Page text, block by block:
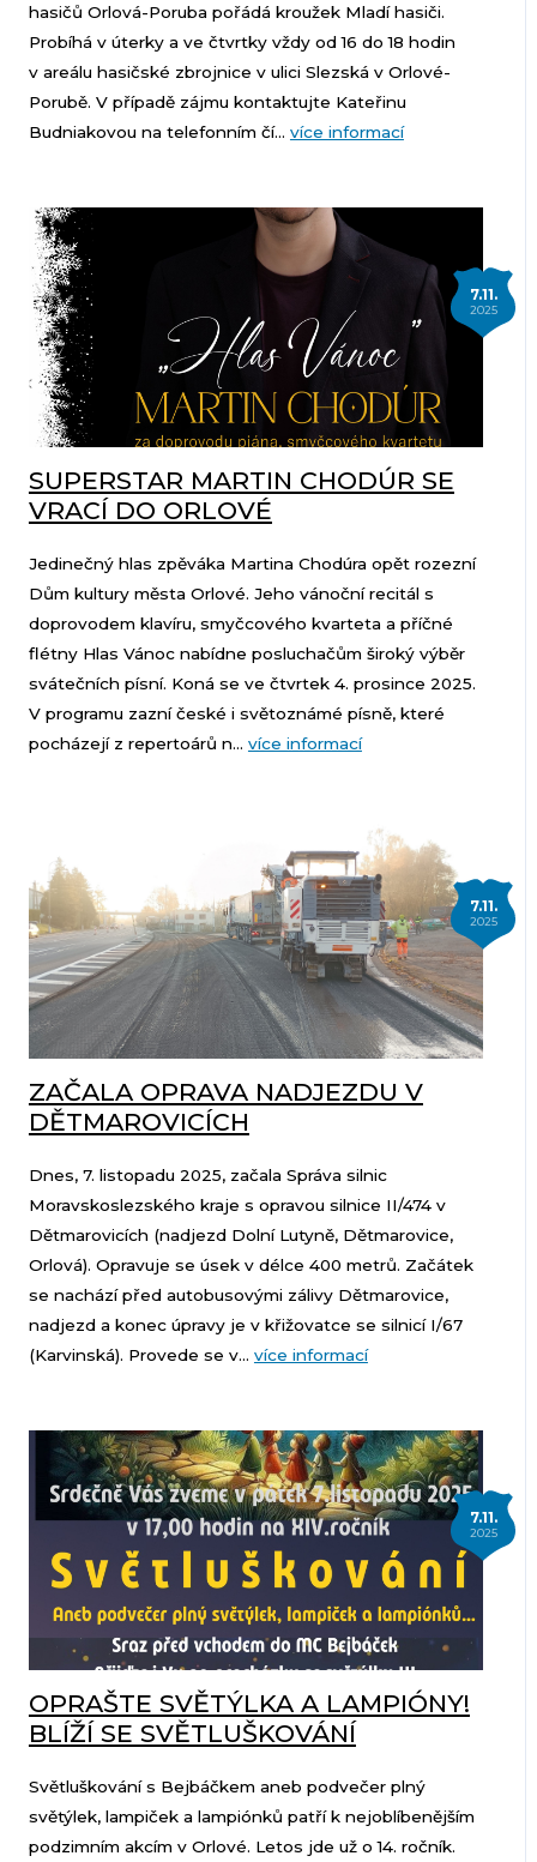
hasičů Orlová-Poruba pořádá kroužek Mladí hasiči.
Probíhá v úterky a ve čtvrtky vždy od 16 do 18 hodin
v areálu hasičské zbrojnice v ulici Slezská v Orlové-
Porubě. V případě zájmu kontaktujte Kateřinu
Budniakovou na telefonním čí... více informací
7.11.
2025
SUPERSTAR MARTIN CHODÚR SE
VRACÍ DO ORLOVÉ
Jedinečný hlas zpěváka Martina Chodúra opět rozezní
Dům kultury města Orlové. Jeho vánoční recitál s
doprovodem klavíru, smyčcového kvarteta a příčné
flétny Hlas Vánoc nabídne posluchačům široký výběr
svátečních písní. Koná se ve čtvrtek 4. prosince 2025.
V programu zazní české i světoznámé písně, které
pocházejí z repertoárů n... více informací
7.11.
2025
ZAČALA OPRAVA NADJEZDU V
DĚTMAROVICÍCH
Dnes, 7. listopadu 2025, začala Správa silnic
Moravskoslezského kraje s opravou silnice II/474 v
Dětmarovicích (nadjezd Dolní Lutyně, Dětmarovice,
Orlová). Opravuje se úsek v délce 400 metrů. Začátek
se nachází před autobusovými zálivy Dětmarovice,
nadjezd a konec úpravy je v křižovatce se silnicí I/67
(Karvinská). Provede se v... více informací
7.11.
2025
OPRAŠTE SVĚTÝLKA A LAMPIÓNY!
BLÍŽÍ SE SVĚTLUŠKOVÁNÍ
Světluškování s Bejbáčkem aneb podvečer plný
světýlek, lampiček a lampiónků patří k nejoblíbenějším
podzimním akcím v Orlové. Letos jde už o 14. ročník.